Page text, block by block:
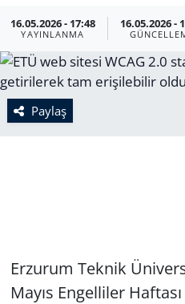
16.05.2026 - 17:48
YAYINLANMA
16.05.2026 -
Paylaş
Erzurum Teknik
Mayıs Engelliler